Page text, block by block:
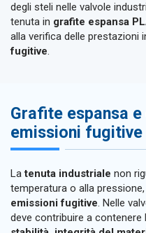
degli steli nelle valvole
tenuta in grafite espansa
alla verifica delle prestazioni
fugitive.
Grafite espansa
emissioni fugitive
Latenuta industriale non
temperatura o alla
emissioni fugitive. Nelle
deve contribuire a